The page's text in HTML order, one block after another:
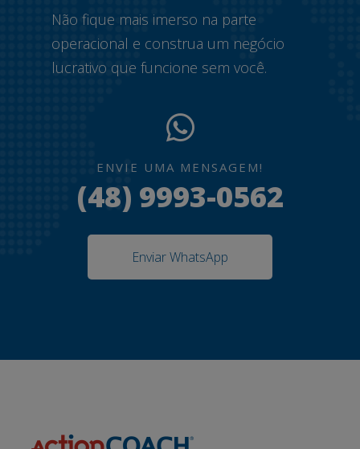
Não fique mais imerso na parte
operacional e construa um negócio
lucrativo que funcione sem você.
ENVIE UMA MENSAGEM!
(48) 9993-0562
Enviar WhatsApp